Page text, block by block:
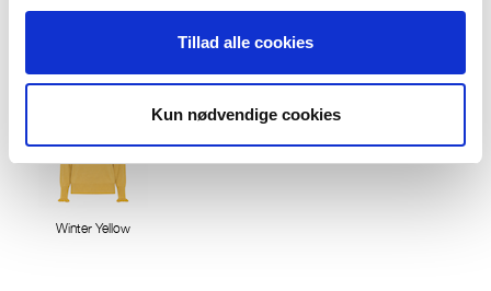
Tillad alle cookies
Kun nødvendige cookies
Mosaic Blue
Winter Yellow